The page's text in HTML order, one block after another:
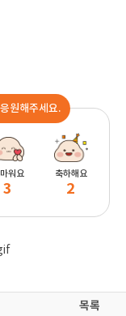
원해주세요.
워요
3
축하해요
2
목록